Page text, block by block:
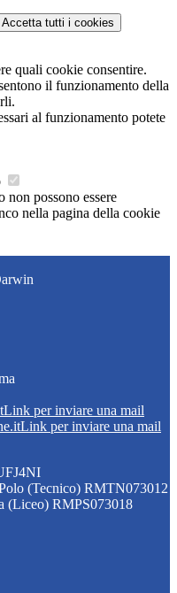
Accetta tutti i cookies
quali cookie consentire.
il funzionamento della
al funzionamento potete
non possono essere
nella pagina della cookie
Link per inviare una mail
Link per inviare una mail
(Tecnico) RMTN073012
(Liceo) RMPS073018